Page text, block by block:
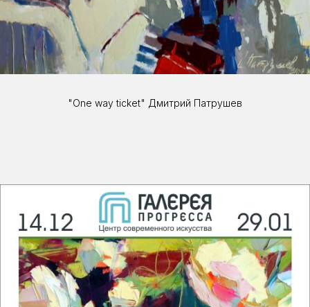
"One way ticket" Дмитрий Патрушев